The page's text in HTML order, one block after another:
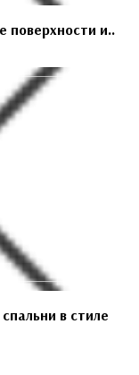
поверхности и..
в стиле